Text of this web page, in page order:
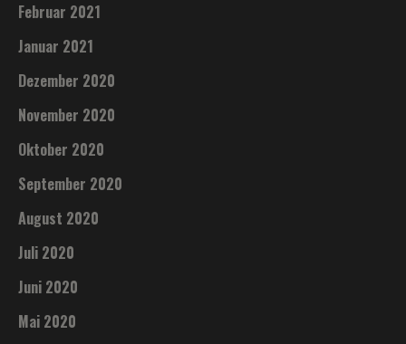
Februar 2021
Januar 2021
Dezember 2020
November 2020
Oktober 2020
September 2020
August 2020
Juli 2020
Juni 2020
Mai 2020